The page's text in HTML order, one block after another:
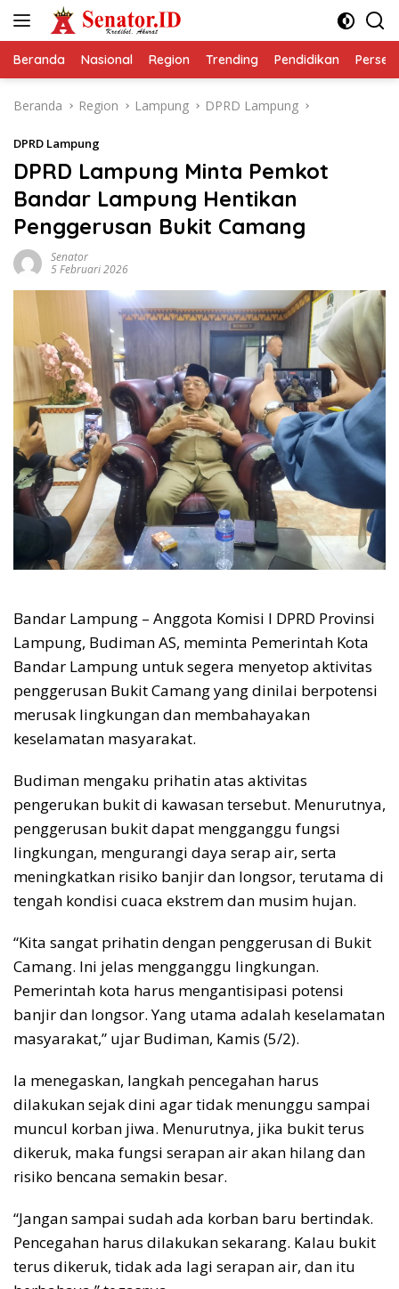
Beranda Nasional Region Trending Pendidikan
Beranda Region Lampung DPRD Lampung
DPRD Lampung
DPRD Lampung Minta Pemkot
Bandar Lampung Hentikan
Penggerusan Bukit Camang
Senator
5 Februari 2026
Bandar Lampung – Anggota Komisi I DPRD Provinsi
Lampung, Budiman AS, meminta Pemerintah Kota
Bandar Lampung untuk segera menyetop aktivitas
penggerusan Bukit Camang yang dinilai berpotensi
merusak lingkungan dan membahayakan
keselamatan masyarakat.
Budiman mengaku prihatin atas aktivitas
pengerukan bukit di kawasan tersebut. Menurutnya,
penggerusan bukit dapat mengganggu fungsi
lingkungan, mengurangi daya serap air, serta
meningkatkan risiko banjir dan longsor, terutama di
tengah kondisi cuaca ekstrem dan musim hujan.
“Kita sangat prihatin dengan penggerusan di Bukit
Camang. Ini jelas mengganggu lingkungan.
Pemerintah kota harus mengantisipasi potensi
banjir dan longsor. Yang utama adalah keselamatan
masyarakat,” ujar Budiman, Kamis (5/2).
Ia menegaskan, langkah pencegahan harus
dilakukan sejak dini agar tidak menunggu sampai
muncul korban jiwa. Menurutnya, jika bukit terus
dikeruk, maka fungsi serapan air akan hilang dan
risiko bencana semakin besar.
“Jangan sampai sudah ada korban baru bertindak.
Pencegahan harus dilakukan sekarang. Kalau bukit
terus dikeruk, tidak ada lagi serapan air, dan itu